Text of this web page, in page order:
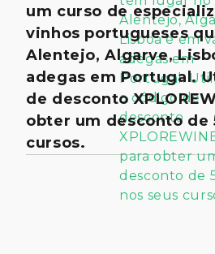
um curso de
vinhos portugueses
Alentejo, Algarve,
adegas em Portugal.
de desconto
obter um desconto de
cursos.